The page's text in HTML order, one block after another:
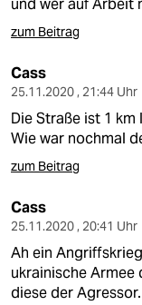
und wer auf Arbeit
zum Beitrag
Cass
25.11.2020 , 21:44 Uhr
Die Straße ist 1
Wie war nochmal
zum Beitrag
Cass
25.11.2020 , 20:41 Uhr
Ah ein
ukrainische Armee
diese der